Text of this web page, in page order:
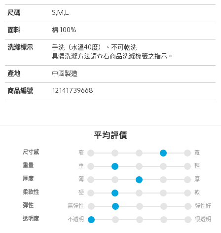
尺碼 S,M,L
面料 棉:100%
洗滌標示
手洗（水溫40度）、不可乾洗
具體洗滌方法請查看商品洗滌標籤之指示。
產地 中國製造
商品編號 12141739668
平均評價
尺寸感 窄 寬
重量 重 輕
厚度 薄 厚
柔軟性 硬 軟
彈性 無彈性 彈性好
透明度 不透明 很透明